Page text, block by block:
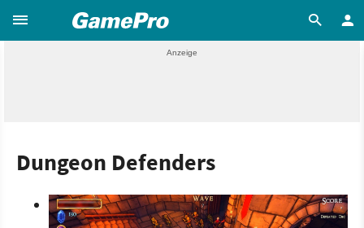
Dungeon Defenders